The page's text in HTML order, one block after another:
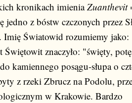
kronikach imieniaZuanthevit
jedno z bóstw czczonych przez
Imię Światowid rozumiemy
znaczyło: "święty,
kamiennego posągu-słupa o
z rzeki Zbrucz na Podolu,
w Krakowie. Bardzo